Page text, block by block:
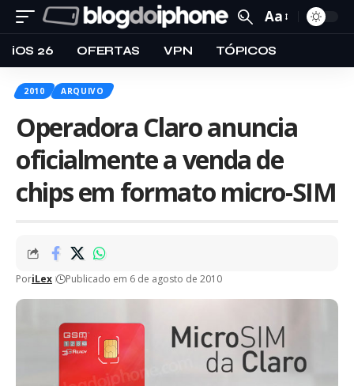
Aa
iOS 26 OFERTAS VPN TÓPICOS
2010 ARQUIVO
Operadora Claro anuncia
oficialmente a venda de
chips em formato micro-SIM
PoriLex Publicado em 6 de agosto de 2010